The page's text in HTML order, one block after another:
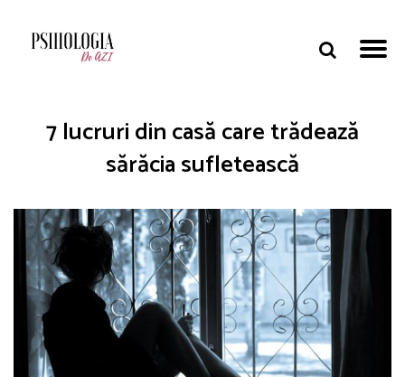
7 lucruri din casă care trădează
sărăcia sufletească